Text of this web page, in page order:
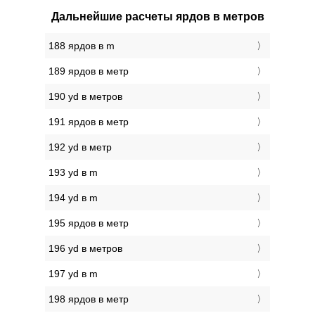
Дальнейшие расчеты ярдов в метров
188 ярдов в m
189 ярдов в метр
190 yd в метров
191 ярдов в метр
192 yd в метр
193 yd в m
194 yd в m
195 ярдов в метр
196 yd в метров
197 yd в m
198 ярдов в метр